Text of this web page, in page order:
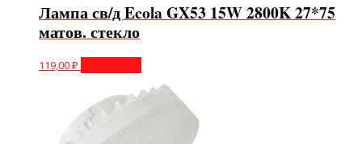
Лампа св/д Ecola GX53 15W 2800K 27*75
матов. стекло
119,00₽